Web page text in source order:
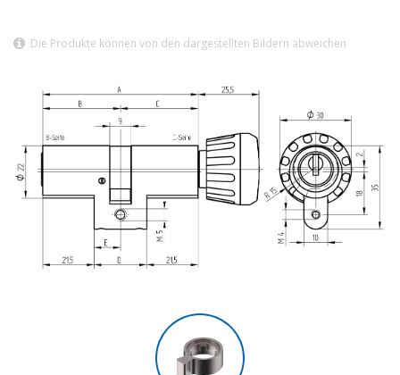
Die Produkte können von den dargestellten Bildern abweichen